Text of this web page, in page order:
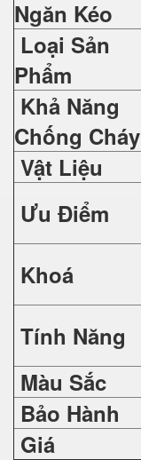
Ngăn Kéo
Loại Sản
Phẩm
Khả Năng
Chống Cháy
Vật Liệu
Ưu Điểm
Khoá
Tính Năng
Màu Sắc
Bảo Hành
Giá